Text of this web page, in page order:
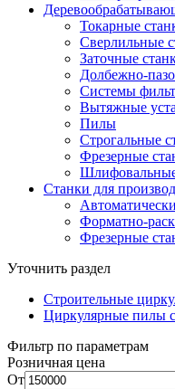
Токарные
Сверлильные
Заточные
Долбежно-
Системы
Вытяжные
Пилы
Строгальные
Фрезерные
Станки для
Форматно-
Фрезерные
Уточнить раздел
Строительные
Циркулярные пилы
Фильтр по параметрам
Розничная цена
От